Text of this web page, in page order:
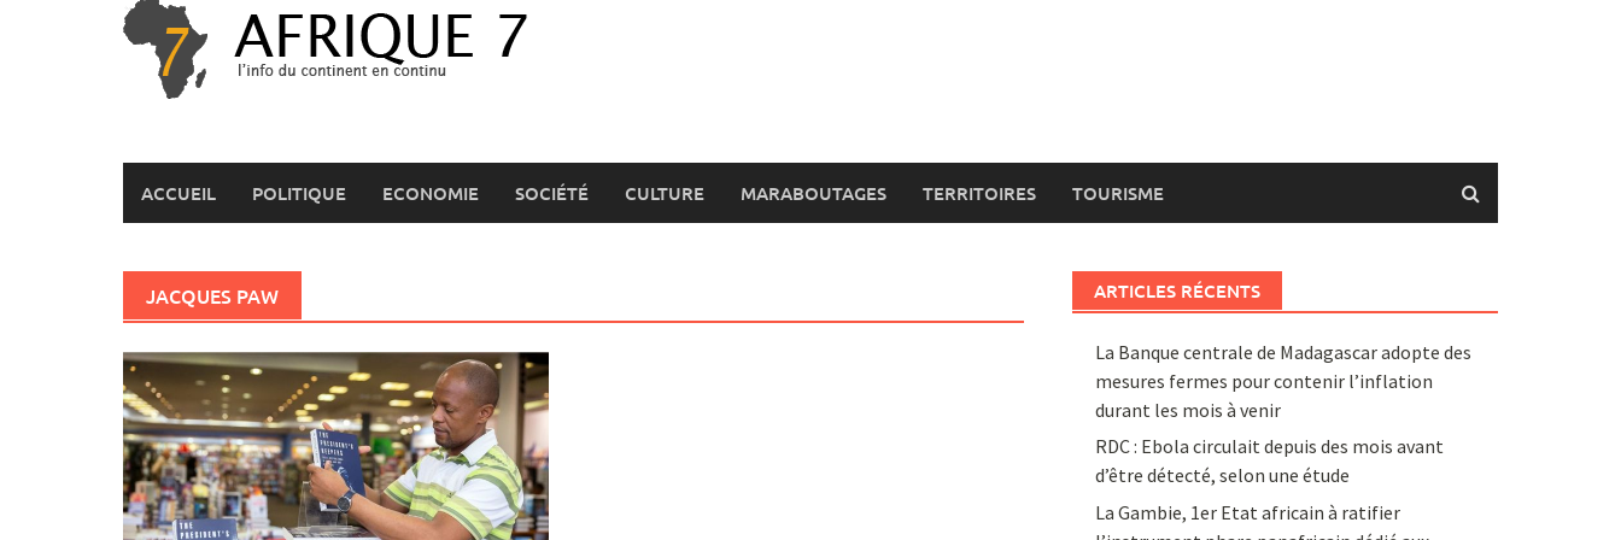
ACCUEIL POLITIQUE ECONOMIE SOCIÉTÉ CULTURE MARABOUTAGES TERRITOIRES TOURISME
JACQUES PAW ARTICLES RÉCENTS
La Banque centrale de Madagascar adopte des
mesures fermes pour contenir l’inflation
durant les mois à venir
RDC : Ebola circulait depuis des mois avant
d’être détecté, selon une étude
La Gambie, 1er Etat africain à ratifier